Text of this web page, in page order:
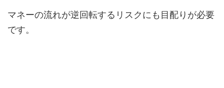
マネーの流れが逆回転するリスクにも目配りが必要
です。